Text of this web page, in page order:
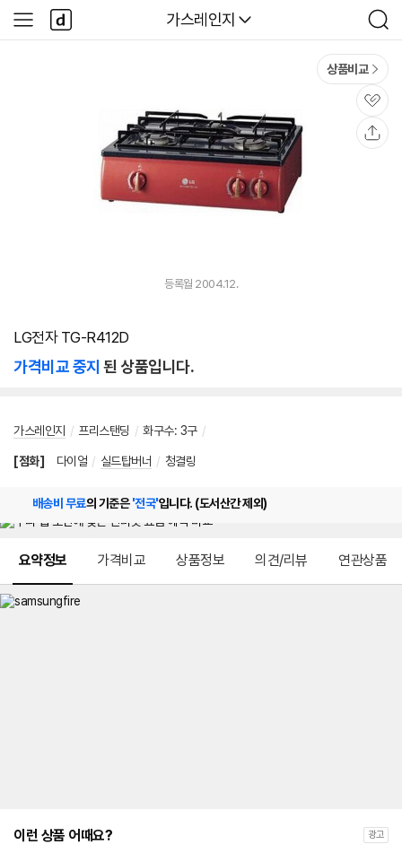
다나와
가스레인지
검
색
사
이
다
나
와
상품비교
관
심
등록월 2004.12.
LG전자 TG-R412D
가격비교 중지 된 상품입니다.
가스레인지 / 프리스탠딩 / 화구수: 3구 /
[점화] 다이얼 / 실드탑버너 / 청결링
배송비 무료의 기준은'전국'입니다. (도서산간 제외)
요약정보 가격비교 상품정보 의견/리뷰 연관상품
이런 상품 어때요? 광고